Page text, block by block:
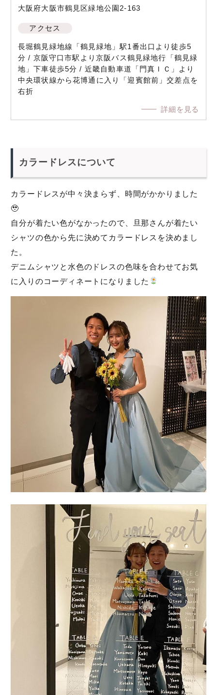
大阪府大阪市鶴見区緑地公園2-163
アクセス
長堀鶴見緑地線「鶴見緑地」駅1番出口より徒歩5
分 / 京阪守口市駅より京阪バス鶴見緑地行「鶴見緑
地」下車徒歩5分 / 近畿自動車道「門真ＩＣ」より
中央環状線から花博通に入り「迎賓館前」交差点を
右折
詳細を見る
カラードレスについて
カラードレスが中々決まらず、時間がかかりました
🥹
自分が着たい色がなかったので、旦那さんが着たい
シャツの色から先に決めてカラードレスを決めまし
た。
デニムシャツと水色のドレスの色味を合わせてお気
に入りのコーディネートになりました